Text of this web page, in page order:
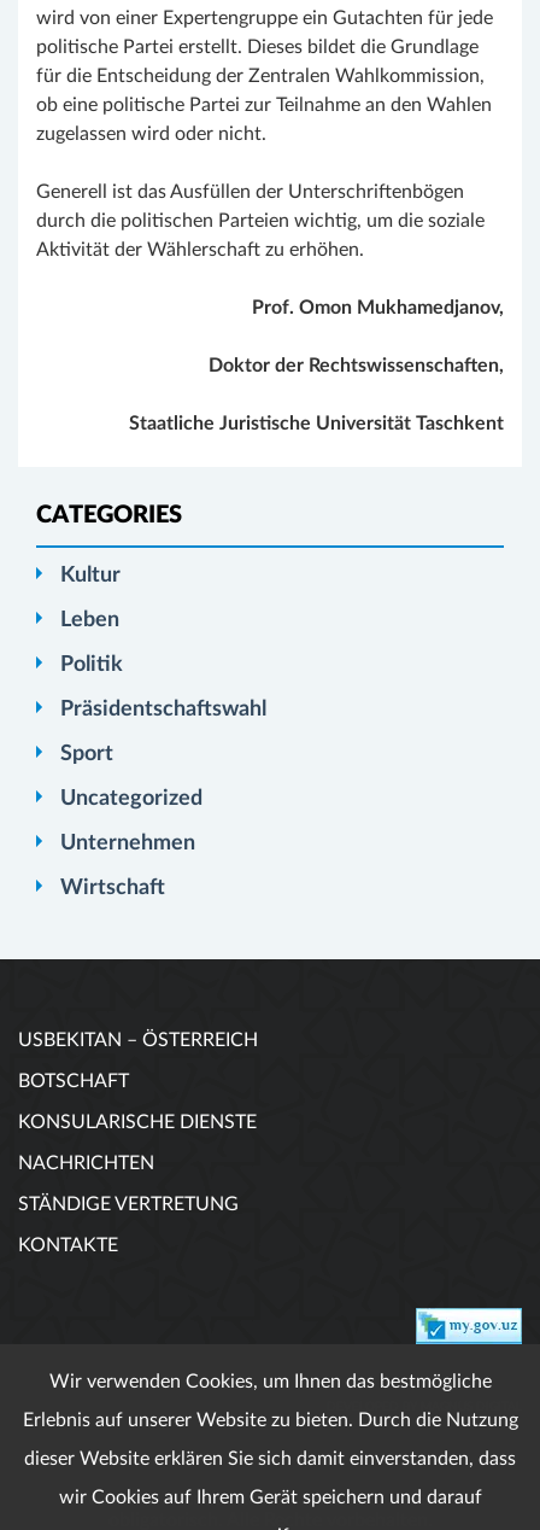
wird von einer Expertengruppe ein Gutachten für jede
politische Partei erstellt. Dieses bildet die Grundlage
für die Entscheidung der Zentralen Wahlkommission,
ob eine politische Partei zur Teilnahme an den Wahlen
zugelassen wird oder nicht.
Generell ist das Ausfüllen der Unterschriftenbögen
durch die politischen Parteien wichtig, um die soziale
Aktivität der Wählerschaft zu erhöhen.
Prof. Omon Mukhamedjanov,
Doktor der Rechtswissenschaften,
Staatliche Juristische Universität Taschkent
CATEGORIES
Kultur
Leben
Politik
Präsidentschaftswahl
Sport
Uncategorized
Unternehmen
Wirtschaft
USBEKITAN – ÖSTERREICH
BOTSCHAFT
KONSULARISCHE DIENSTE
NACHRICHTEN
STÄNDIGE VERTRETUNG
KONTAKTE
Wenn veröffentlichte Materialien ist Referenz
Wir verwenden Cookies, um Ihnen das bestmögliche
Erlebnis auf unserer Website zu bieten. Durch die Nutzung
dieser Website erklären Sie sich damit einverstanden, dass
wir Cookies auf Ihrem Gerät speichern und darauf